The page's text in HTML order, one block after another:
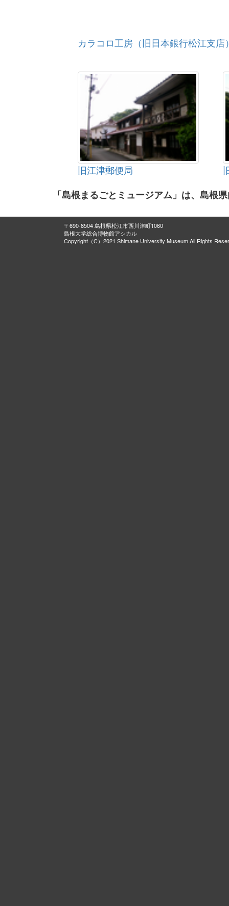
カラコロ工房（旧日本銀行松江支店
旧江津郵便局
「島根まるごとミュージアム」は、島根
〒690-8504 島根県松江市西川津町1060
島根大学総合博物館アシカル
Copyright（C）2021 Shimane University Museum All Rights